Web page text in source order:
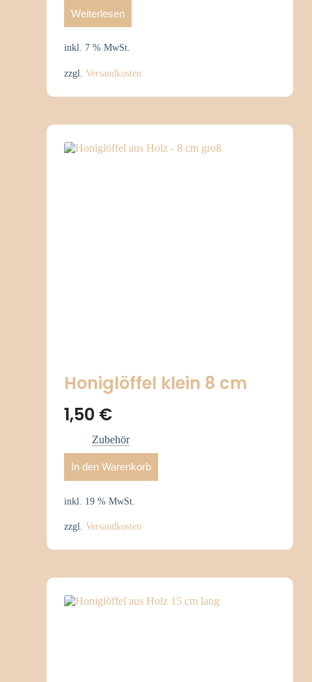
Weiterlesen
inkl. 7 % MwSt.
zzgl. Versandkosten
Honiglöffel klein 8 cm
1,50 €
Zubehör
In den Warenkorb
inkl. 19 % MwSt.
zzgl. Versandkosten